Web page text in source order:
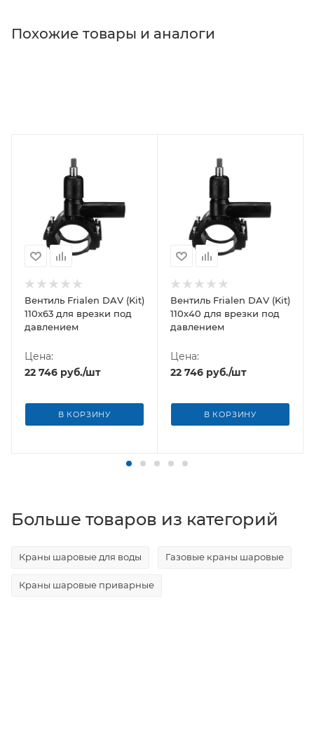
Похожие товары и аналоги
Вентиль Frialen DAV (Kit)
110х63 для врезки под
давлением
Цена:
22 746 руб./шт
В КОРЗИНУ
Вентиль Frialen DAV (Kit)
110х40 для врезки под
давлением
Цена:
22 746 руб./шт
В КОРЗИНУ
Больше товаров из категорий
Краны шаровые для воды Газовые краны шаровые
Краны шаровые приварные